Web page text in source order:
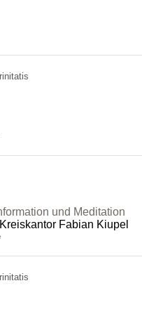
und Meditation
Kreiskantor Fabian Kiupel